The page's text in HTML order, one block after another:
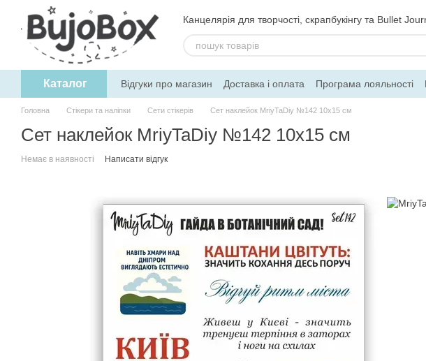
Перейти до основного контенту
Канцелярія для творчості, скрапбукінгу та Bullet
Каталог Відгуки про магазин Доставка і оплата Програма лояльності
Угода користувача
Обмін та повернення Блог Контакти
Головна Стікери та наліпки Сети стікерів Сет наклейок MriyTaDiy №142 10х15 см
Сет наклейок MriyTaDiy №142 10х15 см
Немає в наявності Написати відгук